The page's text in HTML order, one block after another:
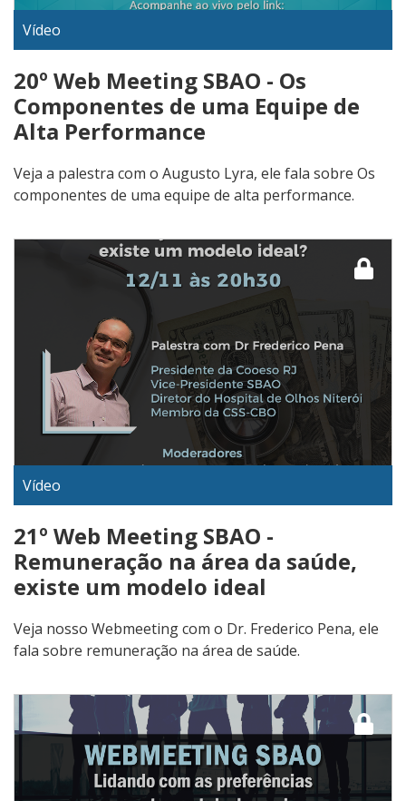
Vídeo
20º Web Meeting SBAO - Os
Componentes de uma Equipe de
Alta Performance
Veja a palestra com o Augusto Lyra, ele fala sobre Os
componentes de uma equipe de alta performance.
Vídeo
21º Web Meeting SBAO -
Remuneração na área da saúde,
existe um modelo ideal
Veja nosso Webmeeting com o Dr. Frederico Pena, ele
fala sobre remuneração na área de saúde.